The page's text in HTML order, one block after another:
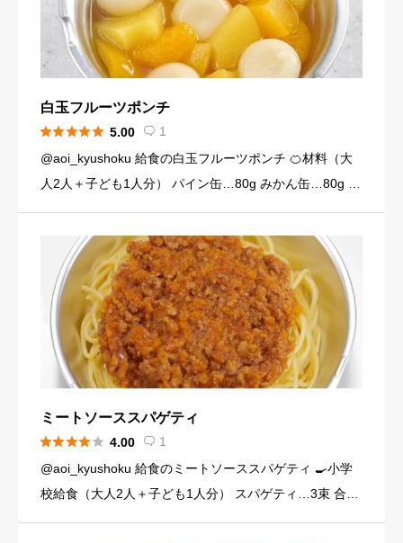
白玉フルーツポンチ
 5.00  1
@aoi_kyushoku 給食の白玉フルーツポンチ 🍊材料（大
人2人＋子ども1人分） パイン缶…80g みかん缶…80g 黄
4g） （白玉団子） 白玉粉… […]
ミートソーススパゲティ
 4.00  1
@aoi_kyushoku 給食のミートソーススパゲティ 🍳小学
校給食（大人2人＋子ども1人分） スパゲティ…3束 合い